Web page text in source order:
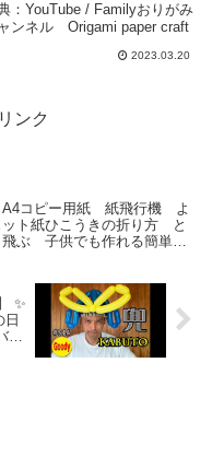
with origami –
おりがみチャンネ
Origami paper craft
：YouTube / Familyおりがみ
ンネル Origami paper craft
2023.03.20
ンク
A4コピー用紙 紙飛行機 よ
ット紙ひこうきの折り方 と
飛ぶ 子供でも作れる簡単な
✨